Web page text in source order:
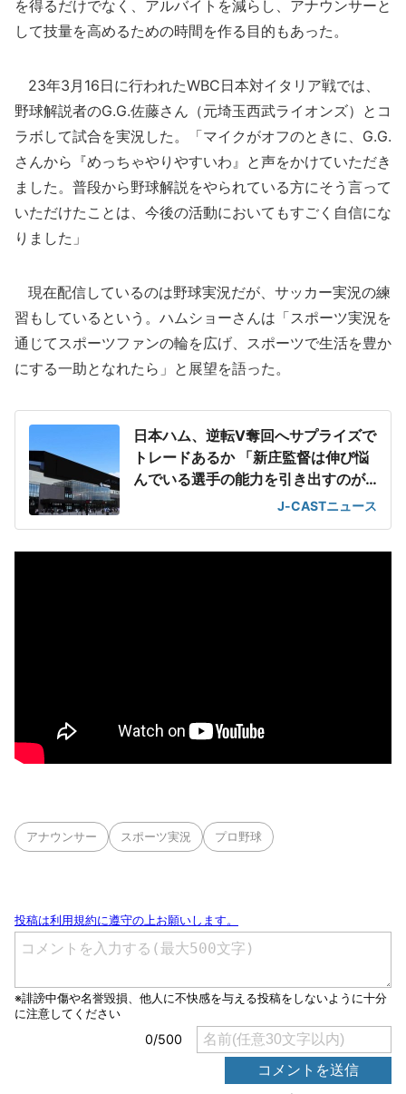
を得るだけでなく、アルバイトを減らし、アナウンサーと
して技量を高めるための時間を作る目的もあった。
23年3月16日に行われたWBC日本対イタリア戦では、
野球解説者のG.G.佐藤さん（元埼玉西武ライオンズ）とコ
ラボして試合を実況した。「マイクがオフのときに、G.G.
さんから『めっちゃやりやすいわ』と声をかけていただき
ました。普段から野球解説をやられている方にそう言って
いただけたことは、今後の活動においてもすごく自信にな
りました」
現在配信しているのは野球実況だが、サッカー実況の練
習もしているという。ハムショーさんは「スポーツ実況を
通じてスポーツファンの輪を広げ、スポーツで生活を豊か
にする一助となれたら」と展望を語った。
日本ハム、逆転V奪回へサプライズで
トレードあるか 「新庄監督は伸び悩
んでいる選手の能力を引き出すのが
J-CASTニュース
アナウンサー スポーツ実況 プロ野球